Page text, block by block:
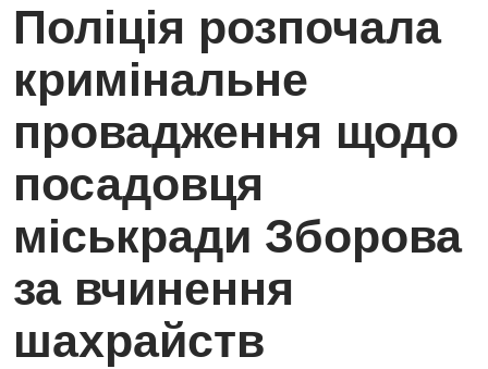
Поліція розпочала
кримінальне
провадження щодо
посадовця
міськради Зборова
за вчинення
шахрайств